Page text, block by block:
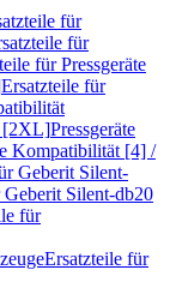
für
für
für Pressgeräte
Ersatzteile für
[2XL]Pressgeräte
Kompatibilität [4] /
Geberit Silent-
Silent-db20
für
Ersatzteile für